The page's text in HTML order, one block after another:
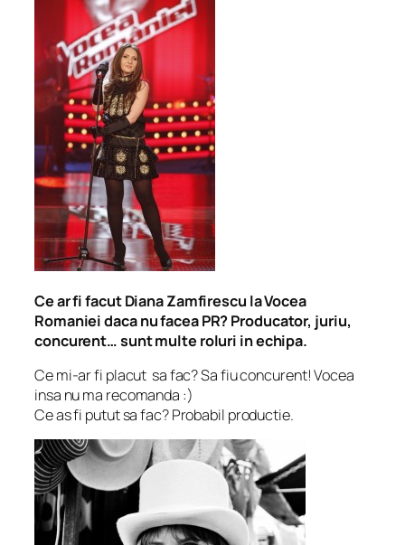
Ce ar fi facut Diana Zamfirescu la Vocea
Romaniei daca nu facea PR? Producator, juriu,
concurent… sunt multe roluri in echipa.
Ce mi-ar fi placut sa fac? Sa fiu concurent! Vocea
insa nu ma recomanda :)
Ce as fi putut sa fac? Probabil productie.